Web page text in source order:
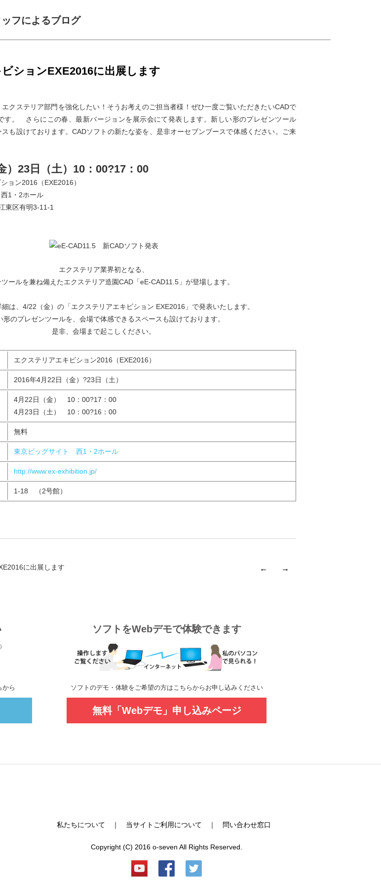
フによるブログ
ションEXE2016に出展します
クステリア部門を強化したい！そうお考えのご担当者様！ぜひ一度ご覧いただきたいCADで
す。 さらにこの春、最新バージョンを展示会にて発表します。新しい形のプレゼンツール
も設けております。CADソフトの新たな姿を、是非オーセブンブースで体感ください。ご来
）23日（土）10：00?17：00
ョン2016（EXE2016）
1・2ホール
東区有明3-11-1
エクステリア業界初となる、
ールを兼ね備えたエクステリア造園CAD「eE-CAD11.5」が登場します。
は、4/22（金）の「エクステリアエキビション EXE2016」で発表いたします。
形のプレゼンツールを、会場で体感できるスペースも設けております。
是非、会場まで起こしください。
エクステリアエキビション2016（EXE2016）
2016年4月22日（金）?23日（土）
4月22日（金） 10：00?17：00
4月23日（土） 10：00?16：00
無料
東京ビッグサイト 西1・2ホール
http://www.ex-exhibition.jp/
1-18 （2号館）
に出展します →
←
から
ソフトをWebデモで体験できます
ソフトのデモ・体験をご希望の方はこちらからお申し込みください
無料「Webデモ」申し込みページ
私たちについて ｜ 当サイトご利用について ｜ 問い合わせ窓口
Copyright (C) 2016 o-seven All Rights Reserved.